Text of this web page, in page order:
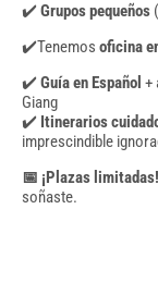
✔️Grupos pequeños
✔️Tenemos oficina
✔️Guía en Español +
Giang
✔️ Itinerarios
imprescindible
📅 ¡Plazas limitadas!
soñaste.